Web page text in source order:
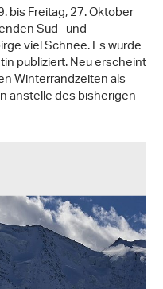
bis Freitag, 27. Oktober
Süd- und
viel Schnee. Es wurde
publiziert. Neu erscheint
Winterrandzeiten als
anstelle des bisherigen